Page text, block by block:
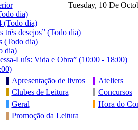
Tuesday, 10 De
dia)
(Todo dia)
desejos” (Todo dia)
(Todo dia)
dia)
Luís: Vida e Obra” (10:00 - 18:00)
Apresentação de livros
Ateliers
Clubes de Leitura
Concursos
Geral
Hora do
Promoção da Leitura